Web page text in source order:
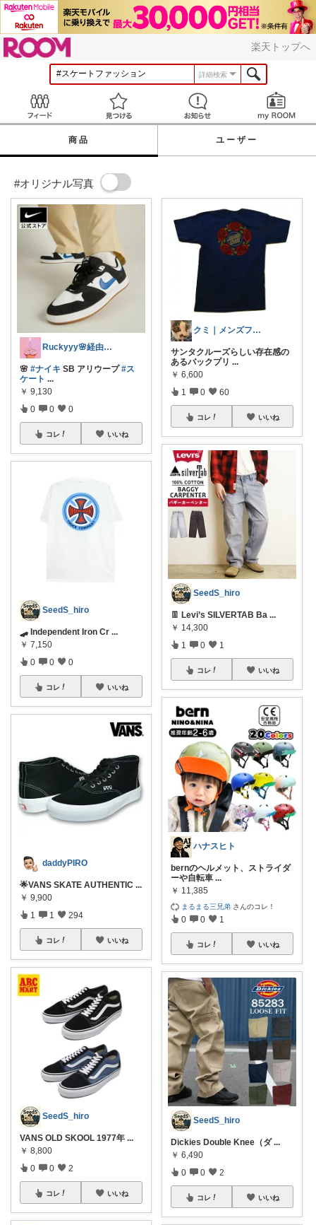
楽天トップへ
詳細検索
見つける お知らせ
商品 ユーザー
#オリジナル写真
Ruckyyy🌸経由感謝🙇‍♀️✨
🌸 #ナイキ SB アリウープ#ス
ケート ...
￥ 9,130
0 0 0
コレ いいね
SeedS_hiro
🛹 Independent Iron Cr ...
￥ 7,150
0 0 0
コレ いいね
daddyPIRO
🌟VANS SKATE AUTHENTIC ...
￥ 9,900
1 1 294
コレ いいね
SeedS_hiro
VANS OLD SKOOL 1977年 ...
￥ 8,800
0 0 2
コレ いいね
クミ｜メンズファッションROOM
サンタクルーズらしい存在感の
あるバックプリ ...
￥ 6,600
1 0 60
コレ いいね
SeedS_hiro
👖 Levi’s SILVERTAB Ba ...
￥ 14,300
1 0 1
コレ いいね
ハナスヒト
bernのヘルメット、ストライダ
ーや自転車 ...
￥ 11,385
まるまる三兄弟 さんのコレ！
0 0 1
コレ いいね
SeedS_hiro
Dickies Double Knee（ダ ...
￥ 6,490
0 0 2
コレ いいね